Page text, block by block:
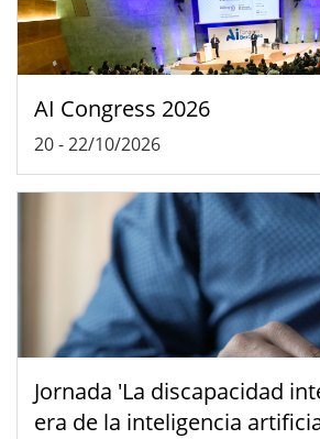
AI Congress 2026
20-22/10/2026
Jornada 'La discapacidad
era de la inteligencia